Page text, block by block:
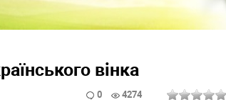
вінка
0 4274